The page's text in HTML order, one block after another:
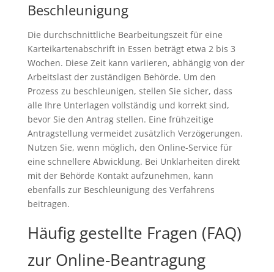
Beschleunigung
Die durchschnittliche Bearbeitungszeit für eine
Karteikartenabschrift in Essen beträgt etwa 2 bis 3
Wochen. Diese Zeit kann variieren, abhängig von der
Arbeitslast der zuständigen Behörde. Um den
Prozess zu beschleunigen, stellen Sie sicher, dass
alle Ihre Unterlagen vollständig und korrekt sind,
bevor Sie den Antrag stellen. Eine frühzeitige
Antragstellung vermeidet zusätzlich Verzögerungen.
Nutzen Sie, wenn möglich, den Online-Service für
eine schnellere Abwicklung. Bei Unklarheiten direkt
mit der Behörde Kontakt aufzunehmen, kann
ebenfalls zur Beschleunigung des Verfahrens
beitragen.
Häufig gestellte Fragen (FAQ)
zur Online-Beantragung